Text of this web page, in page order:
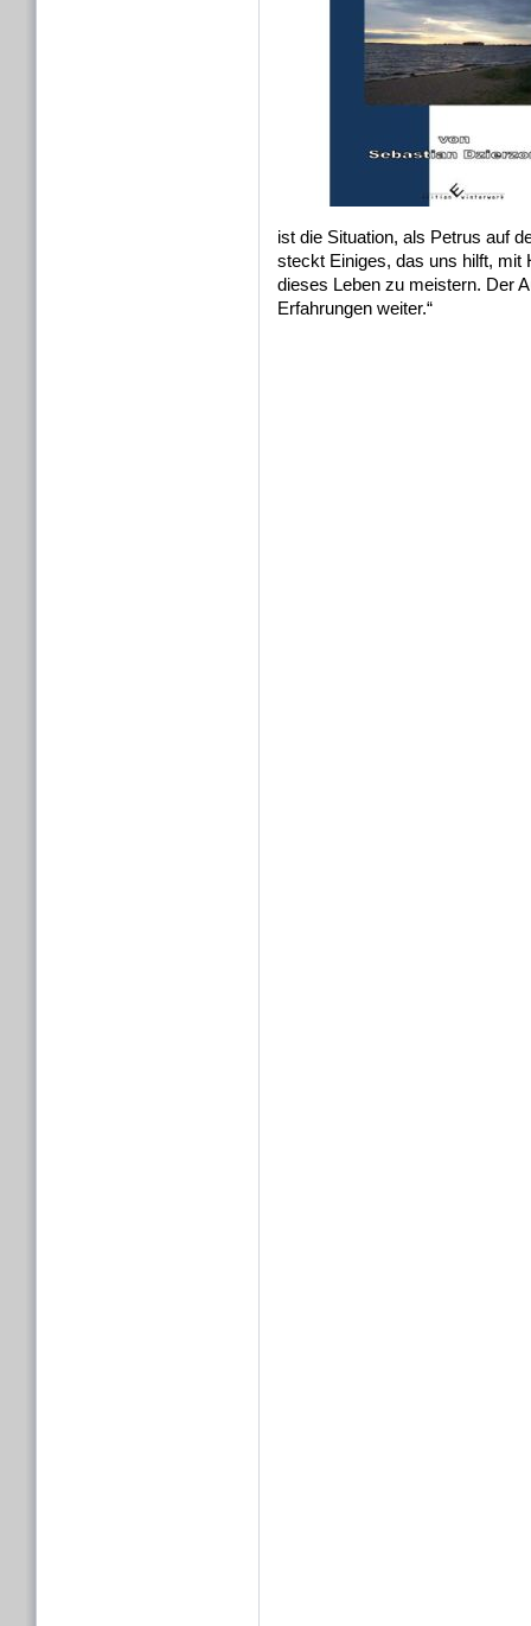
ist die Situation, als Petrus auf
steckt Einiges, das uns hilft, mit
dieses Leben zu meistern. Der
Erfahrungen weiter.“